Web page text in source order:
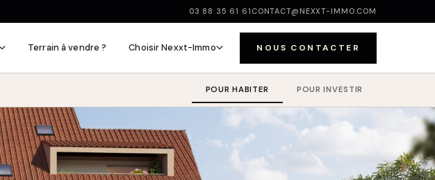
03 88 35 61 61 CONTACT@NEXXT-IMMO.COM
Terrain à vendre ? Choisir Nexxt-Immo NOUS CONTACTER
POUR HABITER POUR INVESTIR